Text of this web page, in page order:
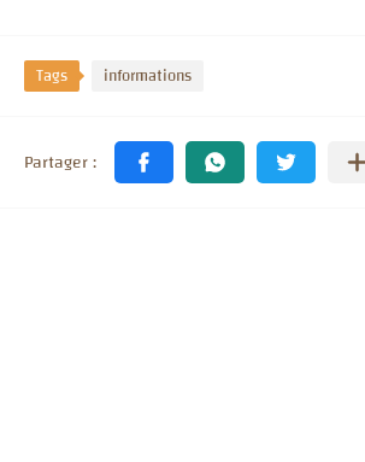
Tags informations